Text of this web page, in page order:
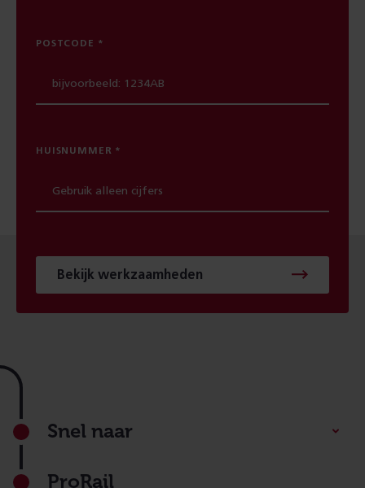
POSTCODE
HUISNUMMER
Bekijk werkzaamheden
Footer
Snel naar
ProRail